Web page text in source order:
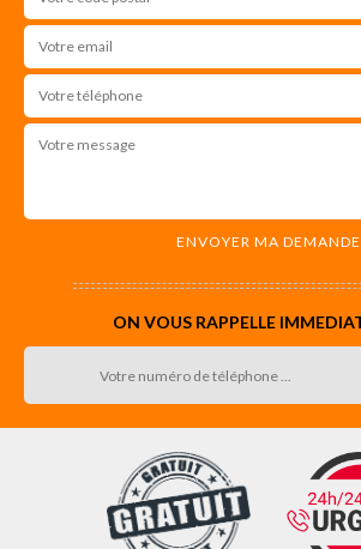
ON VOUS RAPPELLE